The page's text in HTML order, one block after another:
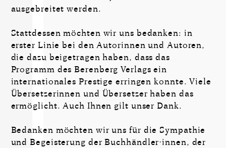
ausgebreitet werden.
Stattdessen möchten wir uns bedanken: in
erster Linie bei den Autorinnen und Autoren,
die dazu beigetragen haben, dass das
Programm des Berenberg Verlags ein
internationales Prestige erringen konnte. Viele
Übersetzerinnen und Übersetzer haben das
ermöglicht. Auch Ihnen gilt unser Dank.
Bedanken möchten wir uns für die Sympathie
und Begeisterung der Buchhändler·innen, der